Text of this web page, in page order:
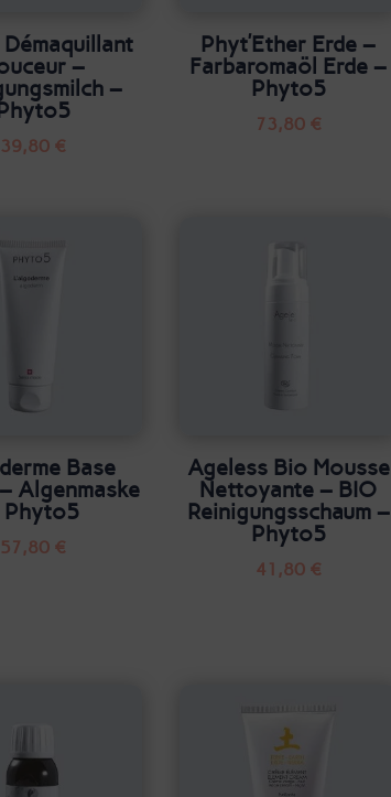
–
–
39,80 €
Phyt’Ether Erde –
Farbaromaöl Erde –
Phyto5
73,80 €
Base
Algenmaske
Phyto5
57,80 €
Ageless Bio Mousse
Nettoyante – BIO
Reinigungsschaum –
Phyto5
41,80 €